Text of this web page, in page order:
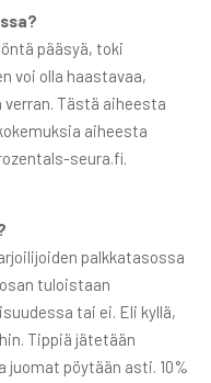
pääsyä, toki
voi olla haastavaa,
Tästä aiheesta
aiheesta
seura.fi.
palkkatasossa
tuloistaan
tai ei. Eli kyllä,
Tippiä jätetään
juomat pöytään asti. 10%